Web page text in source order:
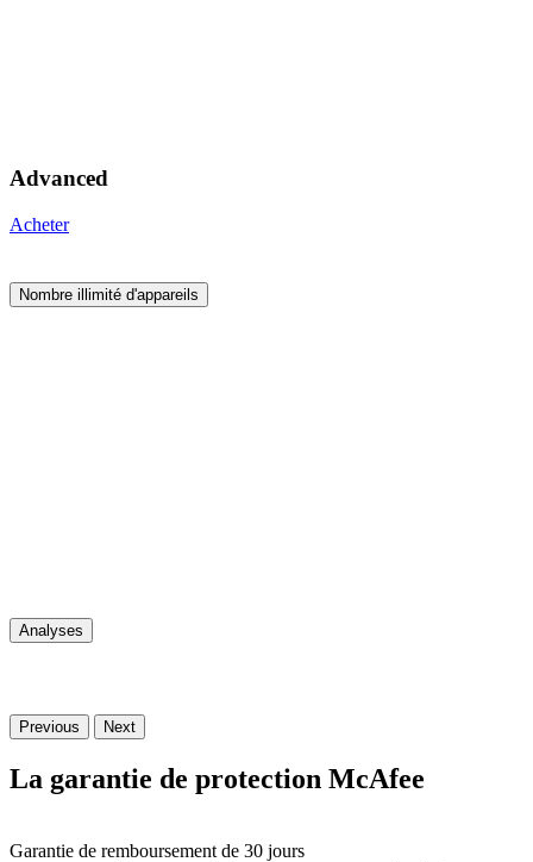
Advanced
Acheter
Nombre illimité d'appareils
Analyses
Previous Next
La garantie de protection McAfee
Garantie de remboursement de 30 jours